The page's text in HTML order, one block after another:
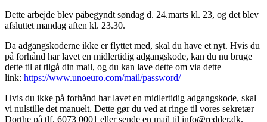
Dette arbejde blev påbegyndt søndag d. 24.marts kl. 23, og det blev
afsluttet mandag aften kl. 23.30.
Da adgangskoderne ikke er flyttet med, skal du have et nyt. Hvis du
på forhånd har lavet en midlertidig adgangskode, kan du nu bruge
dette til at tilgå din mail, og du kan lave dette om via dette
link: https://www.unoeuro.com/mail/password/
Hvis du ikke på forhånd har lavet en midlertidig adgangskode, skal
vi nulstille det manuelt. Dette gør du ved at ringe til vores sekretær
Dorthe på tlf. 6073 0001 eller sende en mail til info@redder.dk.